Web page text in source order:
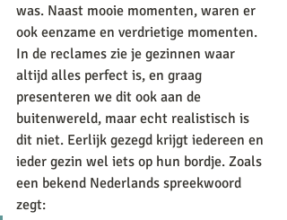
was. Naast mooie momenten, waren er
ook eenzame en verdrietige momenten.
In de reclames zie je gezinnen waar
altijd alles perfect is, en graag
presenteren we dit ook aan de
buitenwereld, maar echt realistisch is
dit niet. Eerlijk gezegd krijgt iedereen en
ieder gezin wel iets op hun bordje. Zoals
een bekend Nederlands spreekwoord
zegt: